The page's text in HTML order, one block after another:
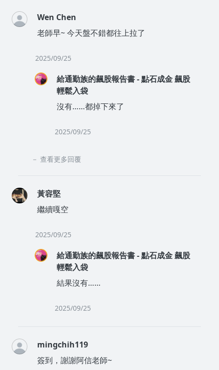
Wen Chen
老師早~ 今天盤不錯都往上拉了
2025/09/25
給通勤族的飆股報告書 - 點石成金 飆股
輕鬆入袋
沒有……都掉下來了
2025/09/25
查看更多回覆
黃容堅
繼續嘎空
2025/09/25
給通勤族的飆股報告書 - 點石成金 飆股
輕鬆入袋
結果沒有……
2025/09/25
mingchih119
簽到，謝謝阿信老師~